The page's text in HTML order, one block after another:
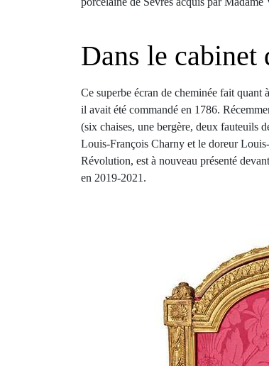
Dans le
Ce superbe écran de cheminée fait
il avait été commandé en 1786.
(six chaises, une bergère, deux fauteuils
Louis-François Charny et le doreur
Révolution, est à nouveau présenté
en 2019-2021.